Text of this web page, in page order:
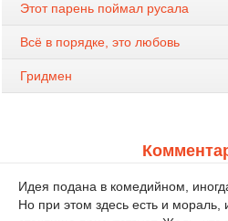
Этот парень поймал русала
Всё в порядке, это любовь
Гридмен
Идея подана в комедийном,
Но при этом здесь есть и мораль,